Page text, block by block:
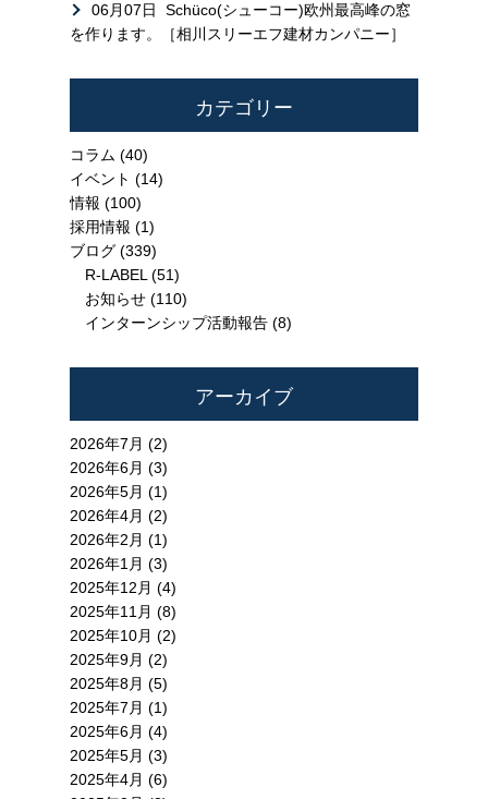
06月07日
Schüco(シューコー)欧州最高峰の窓
を作ります。［相川スリーエフ建材カンパニー］
カテゴリー
コラム (40)
イベント (14)
情報 (100)
採用情報 (1)
ブログ (339)
R-LABEL (51)
お知らせ (110)
インターンシップ活動報告 (8)
アーカイブ
2026年7月 (2)
2026年6月 (3)
2026年5月 (1)
2026年4月 (2)
2026年2月 (1)
2026年1月 (3)
2025年12月 (4)
2025年11月 (8)
2025年10月 (2)
2025年9月 (2)
2025年8月 (5)
2025年7月 (1)
2025年6月 (4)
2025年5月 (3)
2025年4月 (6)